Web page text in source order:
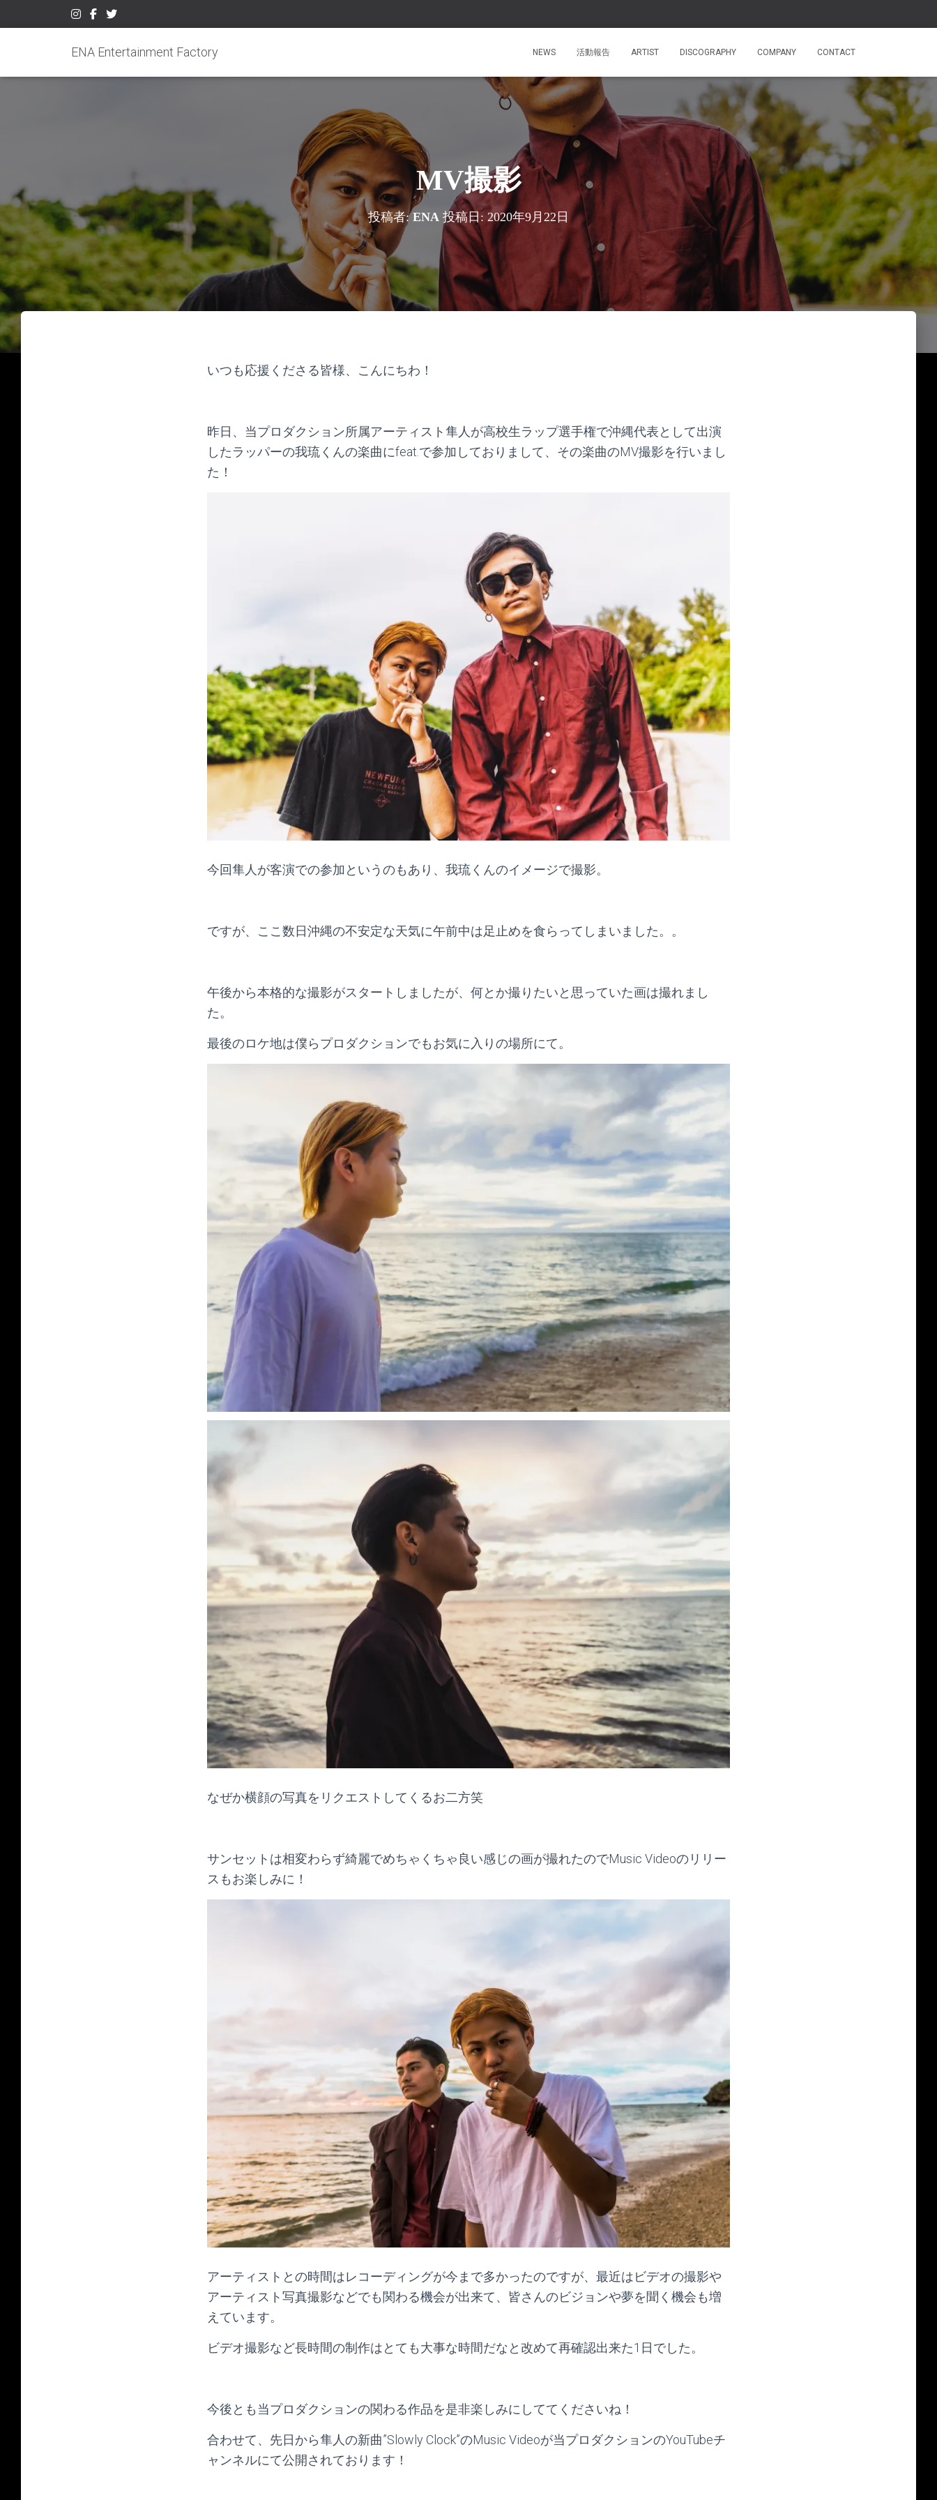
ENA Entertainment Factory NEWS 活動報告 ARTIST DISCOGRAPHY COMPANY CONTACT
MV撮影
投稿者:ENA 投稿日: 2020年9月22日
いつも応援くださる皆様、こんにちわ！
昨日、当プロダクション所属アーティスト隼人が高校生ラップ選手権で沖縄代表として出演
したラッパーの我琉くんの楽曲にfeat.で参加しておりまして、その楽曲のMV撮影を行いまし
た！
今回隼人が客演での参加というのもあり、我琉くんのイメージで撮影。
ですが、ここ数日沖縄の不安定な天気に午前中は足止めを食らってしまいました。。
午後から本格的な撮影がスタートしましたが、何とか撮りたいと思っていた画は撮れまし
た。
最後のロケ地は僕らプロダクションでもお気に入りの場所にて。
なぜか横顔の写真をリクエストしてくるお二方笑
サンセットは相変わらず綺麗でめちゃくちゃ良い感じの画が撮れたのでMusic Videoのリリー
スもお楽しみに！
アーティストとの時間はレコーディングが今まで多かったのですが、最近はビデオの撮影や
アーティスト写真撮影などでも関わる機会が出来て、皆さんのビジョンや夢を聞く機会も増
えています。
ビデオ撮影など長時間の制作はとても大事な時間だなと改めて再確認出来た1日でした。
今後とも当プロダクションの関わる作品を是非楽しみにしててくださいね！
合わせて、先日から隼人の新曲”Slowly Clock”のMusic Videoが当プロダクションのYouTubeチ
ャンネルにて公開されております！